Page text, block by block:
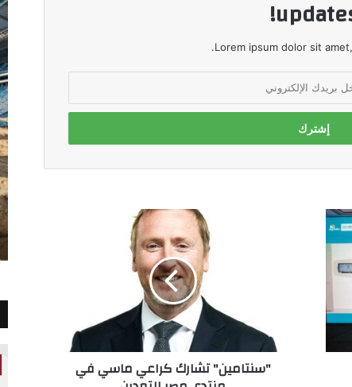
Lorem ipsum dolor sit
"سنتامين" تشارك كراعي ماسي في